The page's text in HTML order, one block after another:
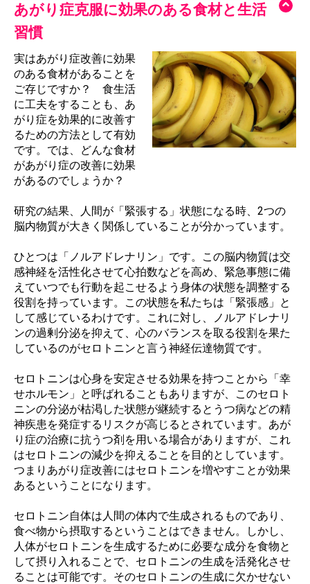
あがり症克服に効果のある食材と生活
習慣
実はあがり症改善に効果
のある食材があることを
ご存じですか？ 食生活
に工夫をすることも、あ
がり症を効果的に改善す
るための方法として有効
です。では、どんな食材
があがり症の改善に効果
があるのでしょうか？
研究の結果、人間が「緊張する」状態になる時、2つの
脳内物質が大きく関係していることが分かっています。
ひとつは「ノルアドレナリン」です。この脳内物質は交
感神経を活性化させて心拍数などを高め、緊急事態に備
えていつでも行動を起こせるよう身体の状態を調整する
役割を持っています。この状態を私たちは「緊張感」と
して感じているわけです。これに対し、ノルアドレナリ
ンの過剰分泌を抑えて、心のバランスを取る役割を果た
しているのがセロトニンと言う神経伝達物質です。
セロトニンは心身を安定させる効果を持つことから「幸
せホルモン」と呼ばれることもありますが、このセロト
ニンの分泌が枯渇した状態が継続するとうつ病などの精
神疾患を発症するリスクが高じるとされています。あが
り症の治療に抗うつ剤を用いる場合がありますが、これ
はセロトニンの減少を抑えることを目的としています。
つまりあがり症改善にはセロトニンを増やすことが効果
あるということになります。
セロトニン自体は人間の体内で生成されるものであり、
食べ物から摂取するということはできません。しかし、
人体がセロトニンを生成するために必要な成分を食物と
して摂り入れることで、セロトニンの生成を活発化させ
ることは可能です。そのセロトニンの生成に欠かせない